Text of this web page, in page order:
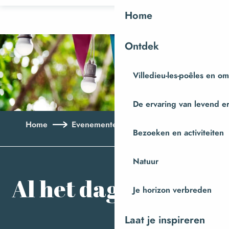
contenu
principal
Home
Ontdek
Villedieu-les-poêles en
De ervaring van levend
Bezoeken en activiteiten
Natuur
Je horizon verbreden
Laat je inspireren
Home Evenementen
Al het dagboek